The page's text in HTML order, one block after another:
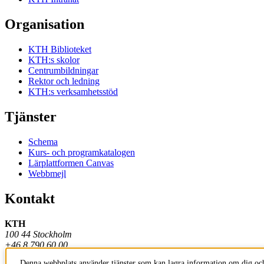
Organisation
KTH Biblioteket
KTH:s skolor
Centrumbildningar
Rektor och ledning
KTH:s verksamhetsstöd
Tjänster
Schema
Kurs- och programkatalogen
Lärplattformen Canvas
Webbmejl
Kontakt
KTH
100 44 Stockholm
+46 8 790 60 00